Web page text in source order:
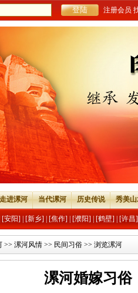
注册会员
走进漯河 当代漯河 历史传说 秀美
[安阳] [新乡] [焦作] [濮阳] [鹤壁] [许昌]
>> 漯河风情 >> 民间习俗 >> 浏览漯河
漯河婚嫁习俗